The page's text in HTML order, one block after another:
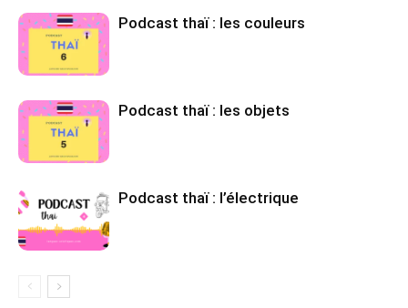
Podcast thaï : les couleurs
Podcast thaï : les objets
Podcast thaï : l’électrique